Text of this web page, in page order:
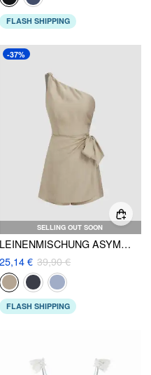
FLASH SHIPPING
SELLING OUT SOON
-37%
LEINENMISCHUNG ASYMMETRISCHER HALS SCHLEIFENSTRAMPLER
25,14 € 39,90 €
FLASH SHIPPING